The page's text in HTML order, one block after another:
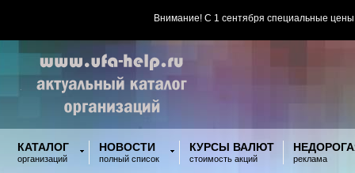
Внимание! С 1 сентября специальные
КАТАЛОГ
организаций
НОВОСТИ
полный список
КУРСЫ ВАЛЮТ
стоимость акций реклама